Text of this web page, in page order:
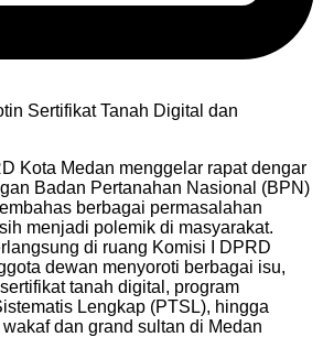
Kota Medan menggelar rapat dengar
Badan Pertanahan Nasional (BPN)
berbagai permasalahan
menjadi polemik di masyarakat.
di ruang Komisi I DPRD
dewan menyoroti berbagai isu,
tanah digital, program
Lengkap (PTSL), hingga
dan grand sultan di Medan